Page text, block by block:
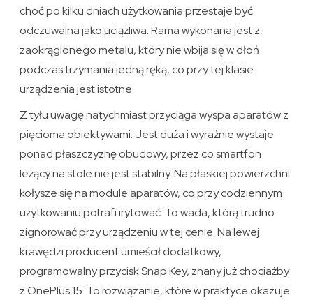
choć po kilku dniach użytkowania przestaje być
odczuwalna jako uciążliwa. Rama wykonana jest z
zaokrąglonego metalu, który nie wbija się w dłoń
podczas trzymania jedną ręką, co przy tej klasie
urządzenia jest istotne.
Z tyłu uwagę natychmiast przyciąga wyspa aparatów z
pięcioma obiektywami. Jest duża i wyraźnie wystaje
ponad płaszczyznę obudowy, przez co smartfon
leżący na stole nie jest stabilny. Na płaskiej powierzchni
kołysze się na module aparatów, co przy codziennym
użytkowaniu potrafi irytować. To wada, którą trudno
zignorować przy urządzeniu w tej cenie. Na lewej
krawędzi producent umieścił dodatkowy,
programowalny przycisk Snap Key, znany już chociażby
z OnePlus 15. To rozwiązanie, które w praktyce okazuje